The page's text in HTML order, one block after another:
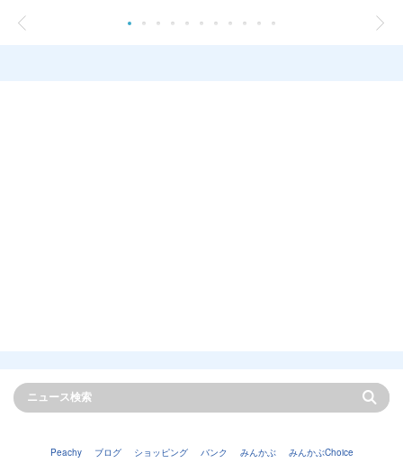
Peachy ブログ ショッピング バンク みんかぶ みんかぶChoice